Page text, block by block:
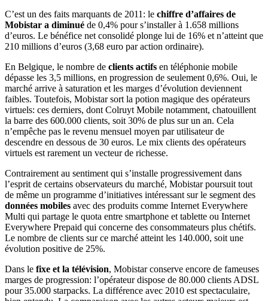
C’est un des faits marquants de 2011: le chiffre d’affaires de
Mobistar a diminué de 0,4% pour s’installer à 1.658 millions
d’euros. Le bénéfice net consolidé plonge lui de 16% et n’atteint que
210 millions d’euros (3,68 euro par action ordinaire).
En Belgique, le nombre de clients actifs en téléphonie mobile
dépasse les 3,5 millions, en progression de seulement 0,6%. Oui, le
marché arrive à saturation et les marges d’évolution deviennent
faibles. Toutefois, Mobistar sort la potion magique des opérateurs
virtuels: ces derniers, dont Colruyt Mobile notamment, chatouillent
la barre des 600.000 clients, soit 30% de plus sur un an. Cela
n’empêche pas le revenu mensuel moyen par utilisateur de
descendre en dessous de 30 euros. Le mix clients des opérateurs
virtuels est rarement un vecteur de richesse.
Contrairement au sentiment qui s’installe progressivement dans
l’esprit de certains observateurs du marché, Mobistar poursuit tout
de même un programme d’initiatives intéressant sur le segment des
données mobiles avec des produits comme Internet Everywhere
Multi qui partage le quota entre smartphone et tablette ou Internet
Everywhere Prepaid qui concerne des consommateurs plus chétifs.
Le nombre de clients sur ce marché atteint les 140.000, soit une
évolution positive de 25%.
Dans le fixe et la télévision, Mobistar conserve encore de fameuses
marges de progression: l’opérateur dispose de 80.000 clients ADSL
pour 35.000 starpacks. La différence avec 2010 est spectaculaire,